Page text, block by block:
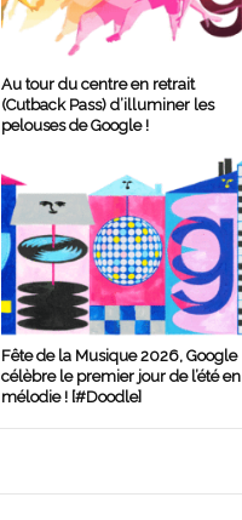
Au tour du centre en retrait
(Cutback Pass) d’illuminer les
pelouses de Google !
Fête de la Musique 2026, Google
célèbre le premier jour de l’été en
mélodie ! [#Doodle]